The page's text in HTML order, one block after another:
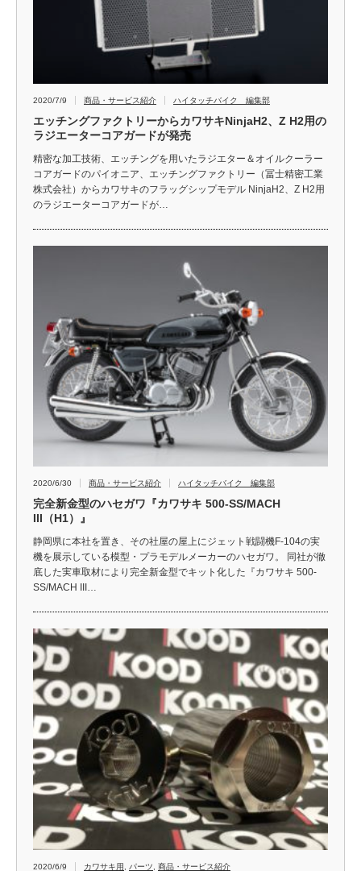
2020/7/9 商品・サービス紹介 ハイタッチバイク 編集部
エッチングファクトリーからカワサキNinjaH2、Z H2用の
ラジエーターコアガードが発売
精密な加工技術、エッチングを用いたラジエター＆オイルクーラー
コアガードのパイオニア、エッチングファクトリー（冨士精密工業
株式会社）からカワサキのフラッグシップモデル NinjaH2、Z H2用
のラジエーターコアガードが…
2020/6/30 商品・サービス紹介 ハイタッチバイク 編集部
完全新金型のハセガワ『カワサキ 500-SS/MACH
III（H1）』
静岡県に本社を置き、その社屋の屋上にジェット戦闘機F-104の実
機を展示している模型・プラモデルメーカーのハセガワ。 同社が徹
底した実車取材により完全新金型でキット化した『カワサキ 500-
SS/MACH III…
2020/6/9 カワサキ用 パーツ
商品・サービス紹介